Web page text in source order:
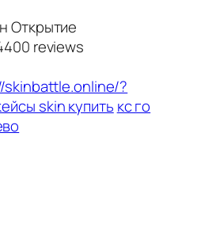
Открытие
reviews
skinbattle.online/?
skin купить кс го